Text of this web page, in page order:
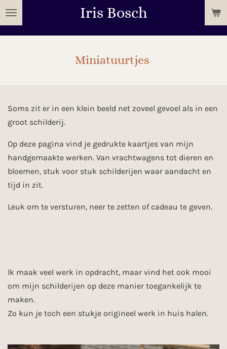
Ga
direct
Iris Bosch
Miniatuurtjes
Soms zit er in een klein beeld net zoveel gevoel als in een
groot schilderij.
Op deze pagina vind je gedrukte kaartjes van mijn
handgemaakte werken. Van vrachtwagens tot dieren en
bloemen, stuk voor stuk schilderijen waar aandacht en
tijd in zit.
Leuk om te versturen, neer te zetten of cadeau te geven.
Ik maak veel werk in opdracht, maar vind het ook mooi
om mijn schilderijen op deze manier toegankelijk te
maken.
Zo kun je toch een stukje origineel werk in huis halen.